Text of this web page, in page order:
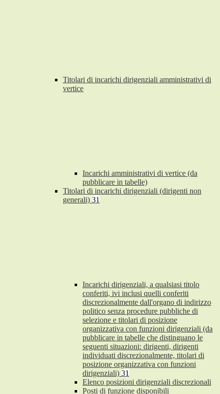
Titolari di incarichi dirigenziali amministrativi di
vertice
Incarichi amministrativi di vertice (da
pubblicare in tabelle)
Titolari di incarichi dirigenziali (dirigenti non
generali) 31
Incarichi dirigenziali, a qualsiasi titolo
conferiti, ivi inclusi quelli conferiti
discrezionalmente dall'organo di indirizzo
politico senza procedure pubbliche di
selezione e titolari di posizione
organizzativa con funzioni dirigenziali (da
pubblicare in tabelle che distinguano le
seguenti situazioni: dirigenti, dirigenti
individuati discrezionalmente, titolari di
posizione organizzativa con funzioni
dirigenziali) 31
Elenco posizioni dirigenziali discrezionali
Posti di funzione disponibili